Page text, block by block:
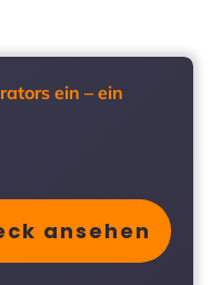
ein – ein
ansehen